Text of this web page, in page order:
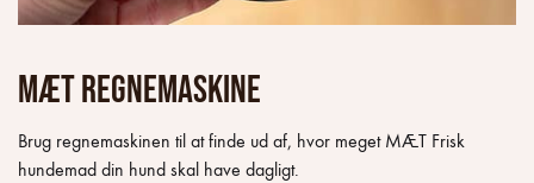
MÆT Regnemaskine
Brug regnemaskinen til at finde ud af, hvor meget MÆT Frisk
hundemad din hund skal have dagligt.